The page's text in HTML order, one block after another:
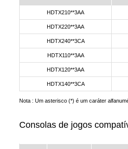
HDTX210**3AA
HDTX220**3AA
HDTX240**3CA
HDTX110**3AA
HDTX120**3AA
HDTX140**3CA
Nota : Um asterisco (*) é um caráter
Consolas de jogos